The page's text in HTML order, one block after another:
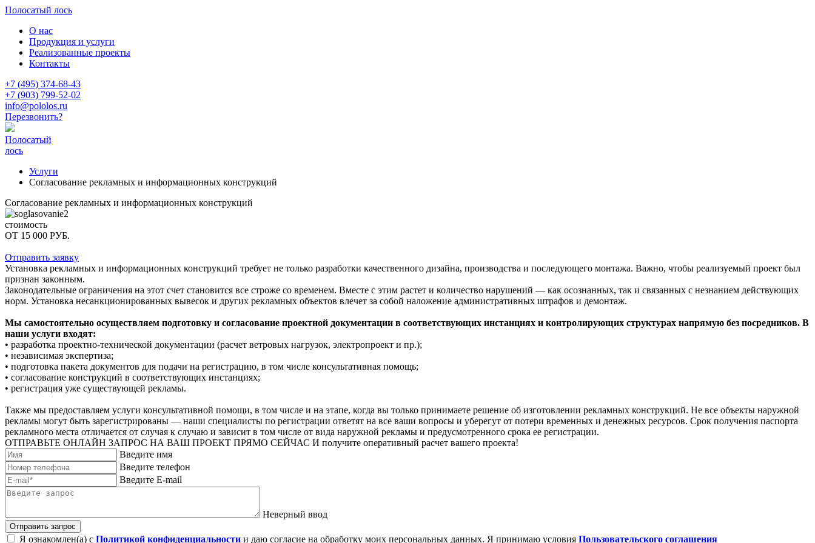
Полосатый лось
О нас
Продукция и услуги
Реализованные проекты
Контакты
+7 (495) 374-68-43
+7 (903) 799-52-02
info@pololos.ru
Перезвонить?
Полосатый
лось
Услуги
Согласование рекламных и информационных конструкций
Согласование рекламных и информационных конструкций
стоимость
ОТ 15 000 РУБ.
Отправить заявку
Установка рекламных и информационных конструкций требует не только разработки качественного дизайна, производства и последующего монтажа. Важно, чтобы реализуемый проект был
признан законным.
Законодательные ограничения на этот счет становится все строже со временем. Вместе с этим растет и количество нарушений — как осознанных, так и связанных с незнанием действующих
норм. Установка несанкционированных вывесок и других рекламных объектов влечет за собой наложение административных штрафов и демонтаж.
Мы самостоятельно осуществляем подготовку и согласование проектной документации в соответствующих инстанциях и контролирующих структурах напрямую без посредников. В
наши услуги входят:
• разработка проектно-технической документации (расчет ветровых нагрузок, электропроект и пр.);
• независимая экспертиза;
• подготовка пакета документов для подачи на регистрацию, в том числе консультативная помощь;
• согласование конструкций в соответствующих инстанциях;
• регистрация уже существующей рекламы.
Также мы предоставляем услуги консультативной помощи, в том числе и на этапе, когда вы только принимаете решение об изготовлении рекламных конструкций. Не все объекты наружной
рекламы могут быть зарегистрированы — наши специалисты по регистрации ответят на все ваши вопросы и уберегут от потери временных и денежных ресурсов. Срок получения паспорта
рекламного места отличается от случая к случаю и зависит в том числе от вида наружной рекламы и предусмотренного срока ее регистрации.
ОТПРАВЬТЕ ОНЛАЙН ЗАПРОС НА ВАШ ПРОЕКТ ПРЯМО СЕЙЧАС И получите оперативный расчет вашего проекта!
Введите имя
Введите телефон
Введите E-mail
Неверный ввод
Отправить запрос
Я ознакомлен(а) с Политикой конфиденциальности и даю согласие на обработку моих персональных данных. Я принимаю условия Пользовательского соглашения